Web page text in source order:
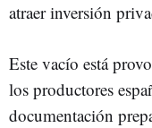
atraer inversión
Este vacío está
los productores
documentación